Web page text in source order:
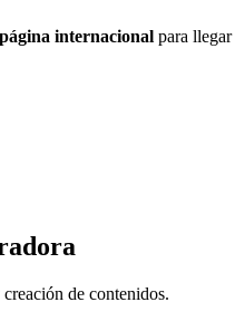
internacional para
de contenidos.